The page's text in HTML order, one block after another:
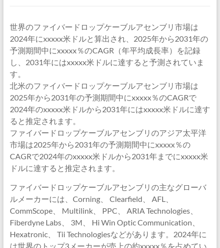
世界のファイバードロップケーブルアセンブリ市場は
2024年にxxxxx米ドルと算出され、2025年から2031年の
予測期間中にxxxxx％のCAGR（年平均成長率）を記録
し、2031年にはxxxxx米ドルに達すると予測されていま
す。
北米のファイバードロップケーブルアセンブリ市場は
2025年から2031年の予測期間中にxxxxx％のCAGRで
2024年のxxxxx米ドルから2031年にはxxxxx米ドルに達す
ると推定されます。
ファイバードロップケーブルアセンブリのアジア太平洋
市場は2025年から2031年の予測期間中にxxxxx％の
CAGRで2024年のxxxxx米ドルから2031年までにxxxxx米
ドルに達すると推定されます。
ファイバードロップケーブルアセンブリの主なグローバ
ルメーカーには、Corning、 Clearfield、 AFL、
CommScope、 Multilink、 PPC、 ARIA Technologies、
Fiberdyne Labs、 3M、 Hi Win Optic Communication、
Hexatronic、 Tii Technologiesなどがあります。2024年に
は世界のトップ3メーカーが売上の約xxxxx％を占めてい